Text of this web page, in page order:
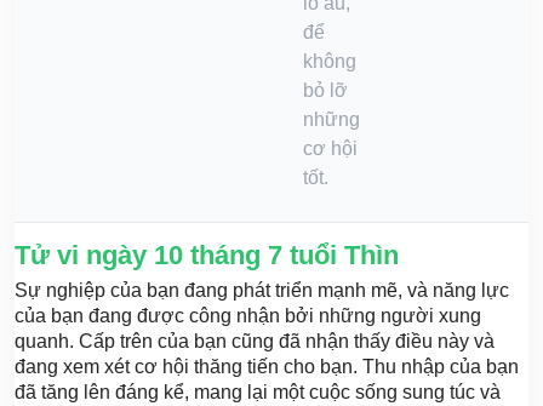
để
không
bỏ lỡ
những
cơ hội
tốt.
Tử vi ngày 10 tháng 7 tuổi Thìn
Sự nghiệp của bạn đang phát triển mạnh mẽ, và năng lực
của bạn đang được công nhận bởi những người xung
quanh. Cấp trên của bạn cũng đã nhận thấy điều này và
đang xem xét cơ hội thăng tiến cho bạn. Thu nhập của bạn
đã tăng lên đáng kể, mang lại một cuộc sống sung túc và